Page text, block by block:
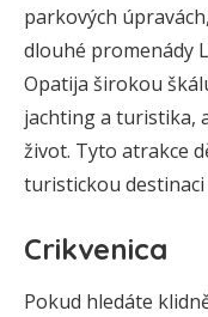
parkových
dlouhé promenády
Opatija širokou
jachting a turistika,
život. Tyto atrakce
turistickou
Crikvenica
Pokud hledáte